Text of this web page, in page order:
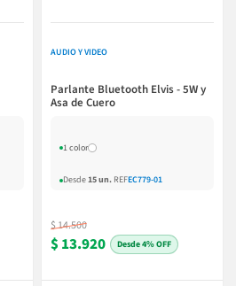
AUDIO Y VIDEO
Parlante Bluetooth Elvis - 5W y
Asa de Cuero
1 color
Desde15 un. REFEC779-01
$ 14.500
$ 13.920 4% OFF